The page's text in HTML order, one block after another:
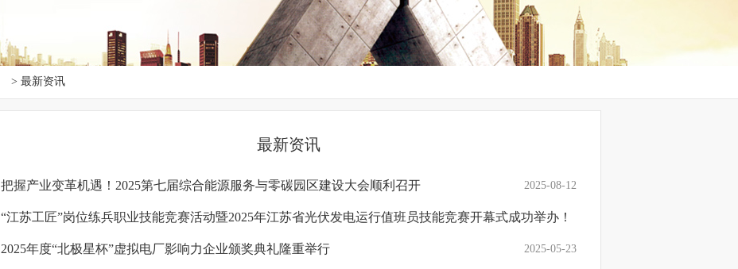
> 最新资讯
最新资讯
把握产业变革机遇！2025第七届综合能源服务与零碳园区建设大会顺利召开 2025-08-12
“江苏工匠”岗位练兵职业技能竞赛活动暨2025年江苏省光伏发电运行值班员技能竞赛开幕式成功举办！
2025-05-26
2025年度“北极星杯”虚拟电厂影响力企业颁奖典礼隆重举行 2025-05-23